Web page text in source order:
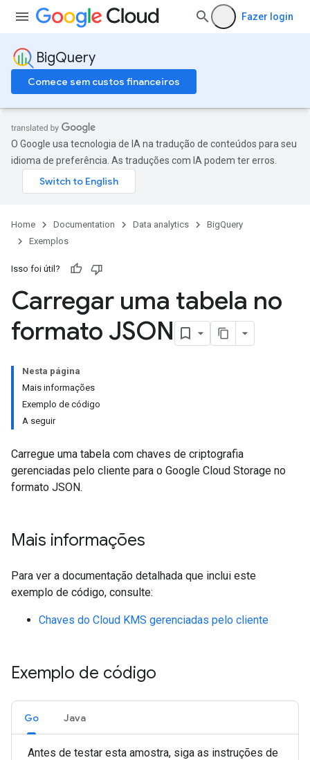
Fazer login
BigQuery
Comece sem custos financeiros
O Google usa tecnologia de IA na tradução de conteúdos para seu
idioma de preferência. As traduções com IA podem ter erros.
Home Documentation Data analytics
BigQuery
Exemplos
Isso foi útil?
Carregar uma tabela no
formato JSON
Nesta página
Mais informações
Exemplo de código
A seguir
Carregue uma tabela com chaves de criptografia
gerenciadas pelo cliente para o Google Cloud Storage no
formato JSON.
Mais informações
Para ver a documentação detalhada que inclui este
exemplo de código, consulte:
Chaves do Cloud KMS gerenciadas pelo cliente
Exemplo de código
Go Java
Antes de testar esta amostra, siga as instruções de